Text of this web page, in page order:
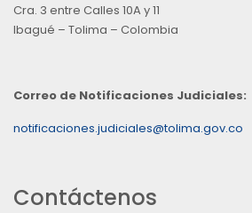
Cra. 3 entre Calles 10A y 11
Ibagué – Tolima – Colombia
Correo de Notificaciones Judiciales:
notificaciones.judiciales@tolima.gov.co
Contáctenos